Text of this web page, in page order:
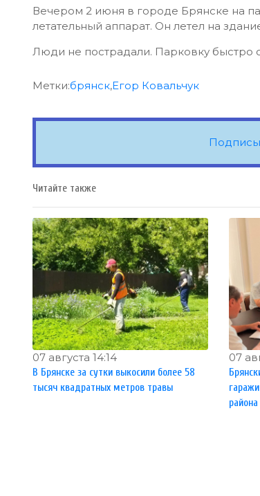
Вечером 2 июня в городе Брянске на
летательный аппарат. Он летел на
Люди не пострадали. Парковку быстро
Метки:брянск,Егор Ковальчук
Читайте также
07 августа 14:14
В Брянске за сутки выкосили более 58
тысяч квадратных метров травы
07
района